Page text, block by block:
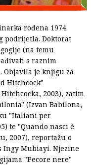
rođena 1974.
podrijetla. Doktorat
(na temu
s raznim
je knjigu za
Hitchcock"
2003), zatim
(Izvan Babilona,
"Italiani per
te "Quando nasci è
2007), reportažu o
Mubiayi. Njezine
"Pecore nere"